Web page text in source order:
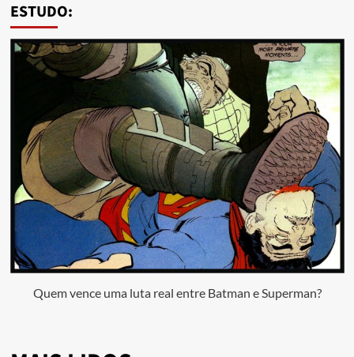
ESTUDO:
Quem vence uma luta real entre Batman e Superman?